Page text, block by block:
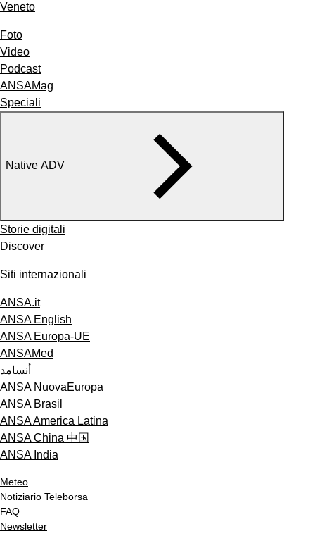
Veneto
Foto
Video
Podcast
ANSAMag
Speciali
Native ADV
Storie digitali
Discover
Siti internazionali
ANSA.it
ANSA English
ANSA Europa-UE
ANSAMed
أنسامد
ANSA NuovaEuropa
ANSA Brasil
ANSA America Latina
ANSA China 中国
ANSA India
Meteo
Notiziario Teleborsa
FAQ
Newsletter